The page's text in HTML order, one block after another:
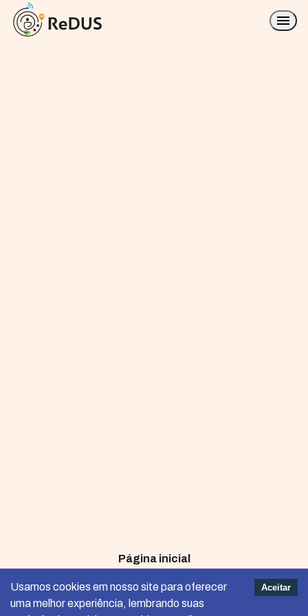
Página inicial
Termos e Condições de Uso
Política de Privacidade
Usamos cookies em nosso site para oferecer
uma melhor experiência, lembrando suas
Aceitar